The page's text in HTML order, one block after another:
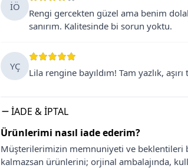
İÖ
Rengi gercekten güzel ama benim
sanırım. Kalitesinde bi sorun yoktu.
YÇ
Lila rengine bayıldım! Tam yazlık,
İADE & İPTAL
Ürünlerimi nasıl iade ederim?
Müşterilerimizin memnuniyeti ve beklentileri
kalmazsan ürünlerini; orjinal ambalajında,